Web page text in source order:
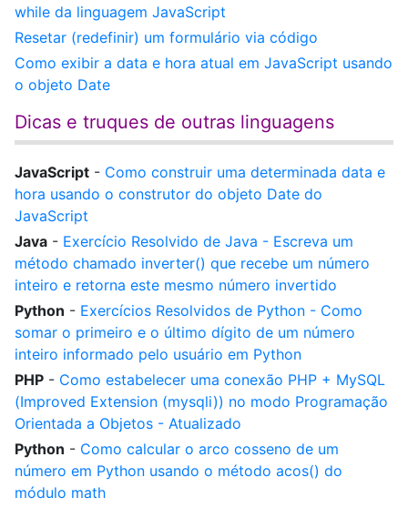
while da linguagem JavaScript
Resetar (redefinir) um formulário via código
Como exibir a data e hora atual em JavaScript usando
o objeto Date
Dicas e truques de outras linguagens
JavaScript - Como construir uma determinada data e
hora usando o construtor do objeto Date do
JavaScript
Java - Exercício Resolvido de Java - Escreva um
método chamado inverter() que recebe um número
inteiro e retorna este mesmo número invertido
Python - Exercícios Resolvidos de Python - Como
somar o primeiro e o último dígito de um número
inteiro informado pelo usuário em Python
PHP - Como estabelecer uma conexão PHP + MySQL
(Improved Extension (mysqli)) no modo Programação
Orientada a Objetos - Atualizado
Python - Como calcular o arco cosseno de um
número em Python usando o método acos() do
módulo math